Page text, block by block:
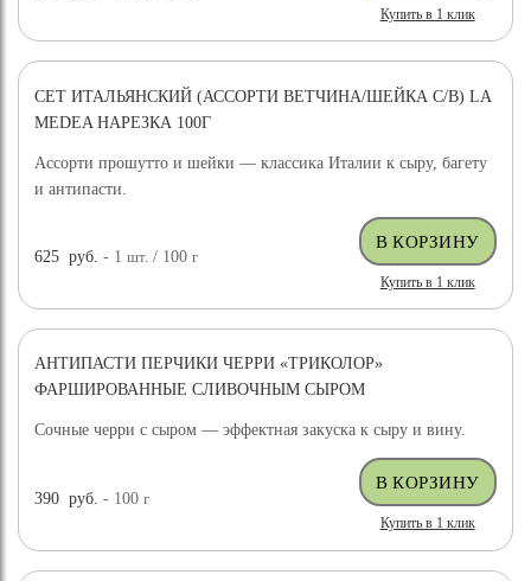
Купить в 1 клик
СЕТ ИТАЛЬЯНСКИЙ (АССОРТИ ВЕТЧИНА/ШЕЙКА С/В) LA
MEDEA НАРЕЗКА 100Г
Ассорти прошутто и шейки — классика Италии к сыру, багету
и антипасти.
625 руб. - 1шт. / 100г
Купить в 1 клик
АНТИПАСТИ ПЕРЧИКИ ЧЕРРИ «ТРИКОЛОР»
ФАРШИРОВАННЫЕ СЛИВОЧНЫМ СЫРОМ
Сочные черри с сыром — эффектная закуска к сыру и вину.
390 руб. - 100г
Купить в 1 клик